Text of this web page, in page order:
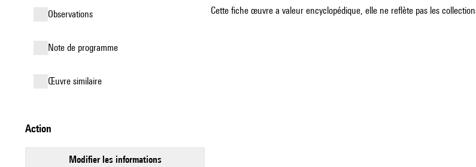
observations
Note de programme
œuvre similaire
action
modifier les informations
Cette fiche œuvre a valeur encyclopédique, elle ne reflète pas les